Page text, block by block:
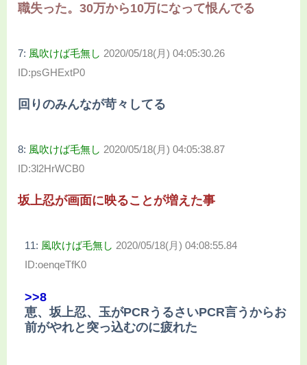
職失った。30万から10万になって恨んでる
7: 風吹けば毛無し 2020/05/18(月) 04:05:30.26
ID:psGHExtP0
回りのみんなが苛々してる
8: 風吹けば毛無し 2020/05/18(月) 04:05:38.87
ID:3l2HrWCB0
坂上忍が画面に映ることが増えた事
11: 風吹けば毛無し 2020/05/18(月) 04:08:55.84
ID:oenqeTfK0
>>8
恵、坂上忍、玉がPCRうるさいPCR言うからお
前がやれと突っ込むのに疲れた